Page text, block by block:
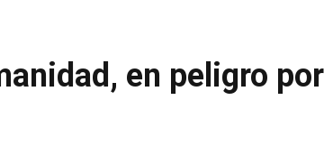
en peligro por